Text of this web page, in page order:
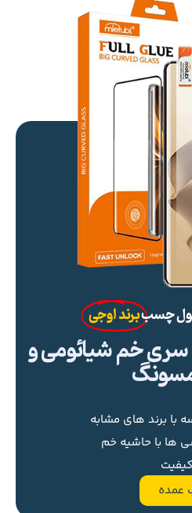
چسببرند اوجی
خم شیائومی و
با برند های مشابه
ها با حاشیه خم
عمده